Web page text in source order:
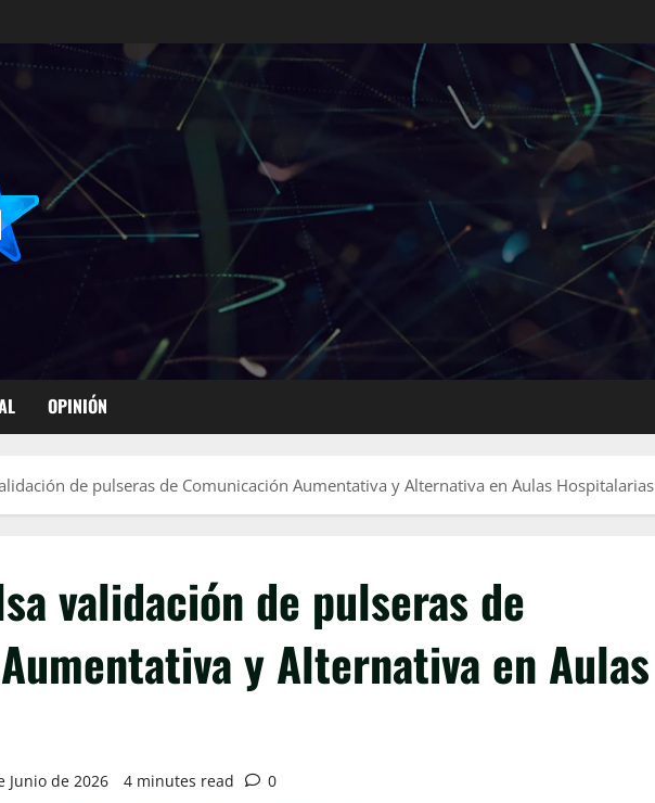
OPINIÓN
de pulseras de Comunicación Aumentativa y Alternativa en Aulas Hospitalarias
validación de pulseras de
y Alternativa en Aulas
Junio de 2026 4 minutes read 0